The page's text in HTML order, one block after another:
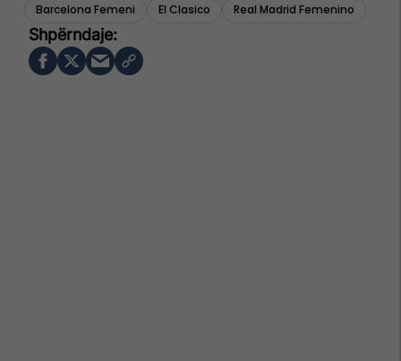
Barcelona Femeni El Clasico Real Madrid Femenino